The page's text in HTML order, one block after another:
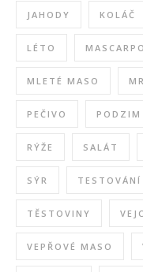
JAHODY KOLÁČ
LÉTO
MLETÉ MASO
PEČIVO PODZIM
RÝŽE SALÁT
SÝR TESTOVÁNÍ
TĚSTOVINY
VEPŘOVÉ MASO